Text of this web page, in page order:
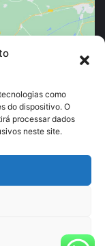
como
do dispositivo. O
processar dados
neste site.